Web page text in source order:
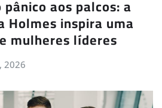
aos palcos: a
inspira uma
mulheres líderes
2026